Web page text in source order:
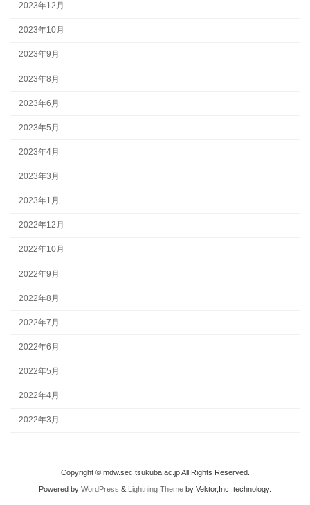
2023年12月
2023年10月
2023年9月
2023年8月
2023年6月
2023年5月
2023年4月
2023年3月
2023年1月
2022年12月
2022年10月
2022年9月
2022年8月
2022年7月
2022年6月
2022年5月
2022年4月
2022年3月
Copyright © mdw.sec.tsukuba.ac.jp All Rights Reserved.
Powered by WordPress & Lightning Theme by Vektor,Inc. technology.